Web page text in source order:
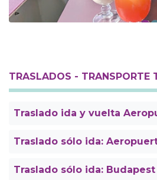
TRASLADOS - TRANSPORTE
Traslado ida y vuelta
Traslado sólo ida:
Traslado sólo ida: